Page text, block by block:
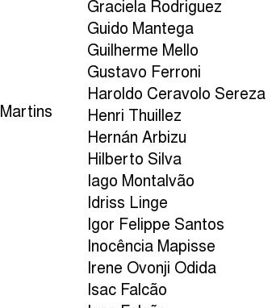
Graciela Rodriguez
Guido Mantega
Guilherme Mello
Gustavo Ferroni
Haroldo Ceravolo Sereza
Henri Thuillez
Hernán Arbizu
Hilberto Silva
Iago Montalvão
Idriss Linge
Igor Felippe Santos
Inocência Mapisse
Irene Ovonji Odida
Isac Falcão